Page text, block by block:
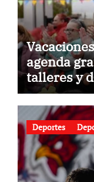
agenda
talleres y
Deportes